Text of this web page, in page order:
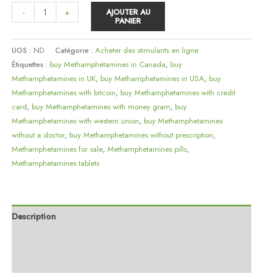
- + AJOUTER AU
PANIER
UGS : ND Catégorie : Acheter des stimulants en ligne
Étiquettes : buy Methamphetamines in Canada, buy
Methamphetamines in UK, buy Methamphetamines in USA, buy
Methamphetamines with bitcoin, buy Methamphetamines with credit
card, buy Methamphetamines with money gram, buy
Methamphetamines with western union, buy Methamphetamines
without a doctor, buy Methamphetamines without prescription,
Methamphetamines for sale, Methamphetamines pills,
Methamphetamines tablets
Description